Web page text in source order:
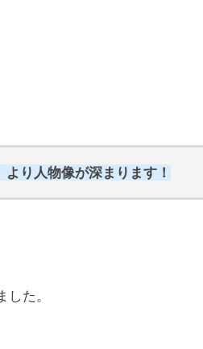
り人物像が深まります！
た。